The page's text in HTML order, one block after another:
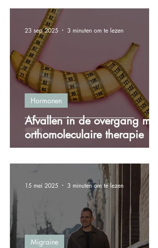
Afvallen in de overgang met
orthomoleculaire therapie
Hormonen
23 sep 2025 3 minuten om te lezen
Migraine
15 mei 2025 3 minuten om te lezen